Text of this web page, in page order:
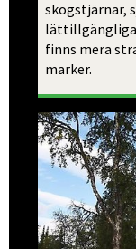
skogstjärnar,
lättillgängliga
finns mera
marker.